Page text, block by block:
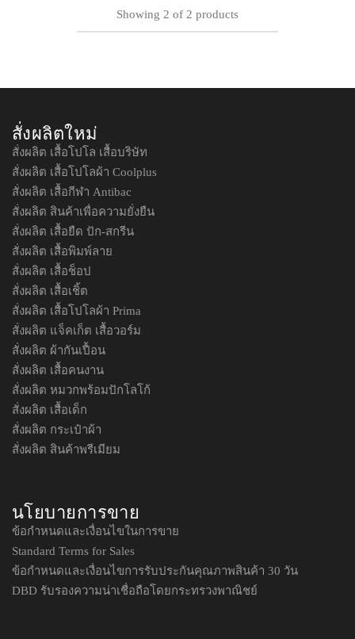
Showing 2 of 2 products
สั่งผลิตใหม่
สั่งผลิต เสื้อโปโล เสื้อบริษัท
สั่งผลิต เสื้อโปโลผ้า Coolplus
สั่งผลิต เสื้อกีฬา Antibac
สั่งผลิต สินค้าเพื่อความยั่งยืน
สั่งผลิต เสื้อยืด ปัก-สกรีน
สั่งผลิต เสื้อพิมพ์ลาย
สั่งผลิต เสื้อช็อป
สั่งผลิต เสื้อเชิ้ต
สั่งผลิต เสื้อโปโลผ้า Prima
สั่งผลิต แจ็คเก็ต เสื้อวอร์ม
สั่งผลิต ผ้ากันเปื้อน
สั่งผลิต เสื้อคนงาน
สั่งผลิต หมวกพร้อมปักโลโก้
สั่งผลิต เสื้อเด็ก
สั่งผลิต กระเป๋าผ้า
สั่งผลิต สินค้าพรีเมียม
นโยบายการขาย
ข้อกำหนดและเงื่อนไขในการขาย
Standard Terms for Sales
ข้อกำหนดและเงื่อนไขการรับประกันคุณภาพสินค้า 30 วัน
DBD รับรองความน่าเชื่อถือโดยกระทรวงพาณิชย์